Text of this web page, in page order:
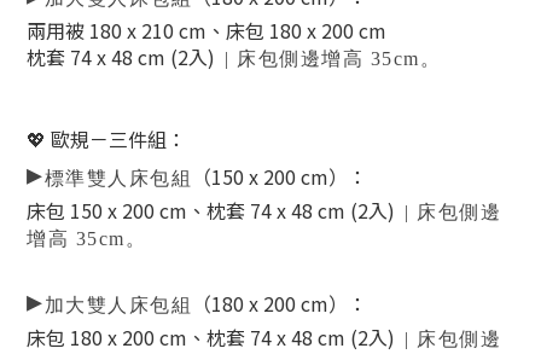
兩用被 180 x 210 cm、床包 180 x 200 cm
枕套 74 x 48 cm (2入) | 床包側邊增高 35cm。
💖 歐規－三件組 ：
▸標準雙人床包組 （150 x 200 cm）
：
床包 150 x 200 cm、枕套 74 x 48 cm (2入) | 床包側邊
增高 35cm。
▸加大雙人床包組 （180 x 200 cm）
：
床包 180 x 200 cm、枕套 74 x 48 cm (2入) | 床包側邊